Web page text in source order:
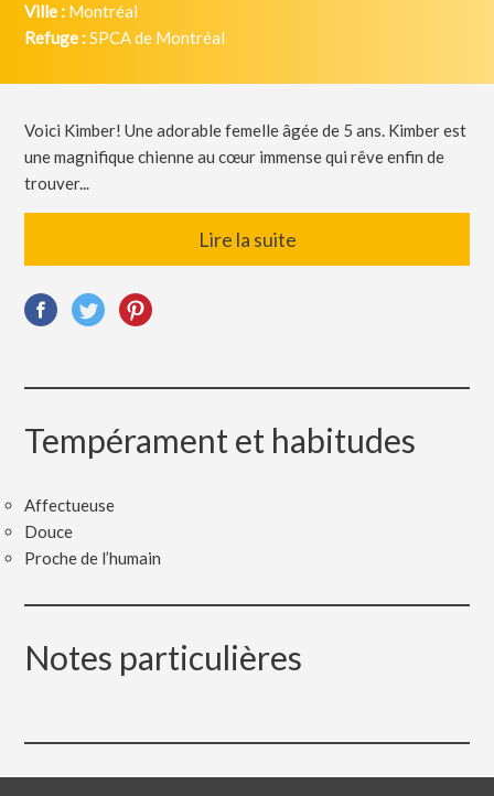
Ville : Montréal
Refuge :SPCA de Montréal
Voici Kimber! Une adorable femelle âgée de 5 ans. Kimber est
une magnifique chienne au cœur immense qui rêve enfin de
trouver...
Lire la suite
Tempérament et habitudes
Affectueuse
Douce
Proche de l’humain
Notes particulières